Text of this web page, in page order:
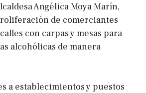
Angélica Moya Marín,
de comerciantes
con carpas y mesas para
alcohólicas de manera
a establecimientos y puestos